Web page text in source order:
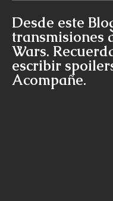
Desde este
transmisiones
Wars.
escribir
Acompañe.